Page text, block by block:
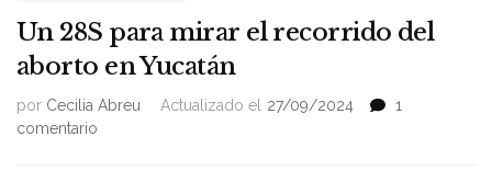
Un 28S para mirar el recorrido del
aborto en Yucatán
por Cecilia Abreu Actualizado el 27/09/2024
1
comentario